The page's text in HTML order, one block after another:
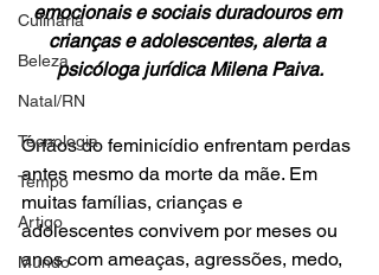
Culinária
Beleza
Natal/RN
Tecnologia
Tempo
Artigo
Mundo
emocionais e sociais duradouros em
crianças e adolescentes, alerta a
psicóloga jurídica Milena Paiva.
Órfãos do feminicídio enfrentam perdas
antes mesmo da morte da mãe. Em
muitas famílias, crianças e
adolescentes convivem por meses ou
anos com ameaças, agressões, medo,